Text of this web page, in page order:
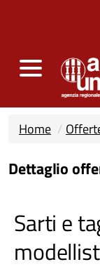
Home
Dettaglio
Sarti e